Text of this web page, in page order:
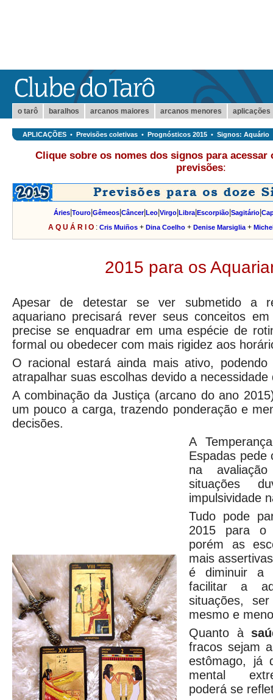
o tarô baralhos arcanos maiores arcanos menores aplicações
APLICAÇÕES • Previsões coletivas • Prognósticos 2015 • Signos: Aquário
Clique sobre os nomes dos signos para acessar
previsões:
Áries| Touro| Gêmeos| Câncer|Leo| Virgo| Libra|Escorpião| Sagitário|
A Q U Á R I O : Cris Muiños + Dina Coelho + Denise Marsiglia+
2015 para os
Apesar de detestar se ver submetido a
aquariano precisará rever seus conceitos
precise se enquadrar em uma espécie de
formal ou obedecer com mais rigidez aos
O racional estará ainda mais ativo,
atrapalhar suas escolhas devido a necessidade
A combinação da Justiça (arcano do ano
um pouco a carga, trazendo ponderação e
decisões.
A
Espadas pede
na
situações
impulsividade
Tudo pode
2015 para o
porém as
mais
é diminuir a
facilitar a
situações,
mesmo e
Quanto à
fracos sejam
estômago, já
mental
poderá se